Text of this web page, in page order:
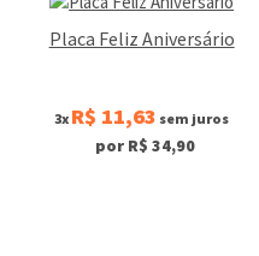
Placa Feliz Aniversário
3x R$ 11,63 sem juros
por R$ 34,90